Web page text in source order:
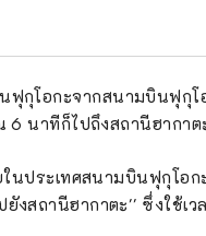
กุโอกะจากสนามบินฟุกุโ
6 นาทีก็ไปถึงสถานีฮากาต
ในประเทศสนามบินฟุกุโอ
งสถานีฮากาตะ'' ซึ่งใช้เ